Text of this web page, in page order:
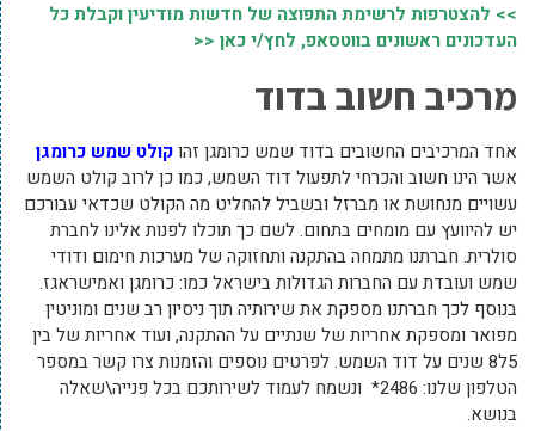
>> להצטרפות לרשימת התפוצה של חדשות מודיעין וקבלת כל
העדכונים ראשונים בווטסאפ, לחץ/י כאן <<
מרכיב חשוב בדוד
אחד המרכיבים החשובים בדוד שמש כרומגן זהוקולט שמש כרומגן
אשר הינו חשוב והכרחי לתפעול דוד השמש, כמו כן לרוב קולט השמש
עשויים מנחושת או מברזל ובשביל להחליט מה הקולט שכדאי עבורכם
יש להיוועץ עם מומחים בתחום. לשם כך תוכלו לפנות אלינו לחברת
סולרית. חברתנו מתמחה בהתקנה ותחזוקה של מערכות חימום ודודי
שמש ועובדת עם החברות הגדולות בישראל כמו: כרומגן ואמישראגז.
בנוסף לכך חברתנו מספקת את שירותיה תוך ניסיון רב שנים ומוניטין
מפואר ומספקת אחריות של שנתיים על ההתקנה, ועוד אחריות של בין
5ל8 שנים על דוד השמש. לפרטים נוספים והזמנות צרו קשר במספר
הטלפון שלנו: 2486* ונשמח לעמוד לשירותכם בכל פנייה\שאלה
בנושא.